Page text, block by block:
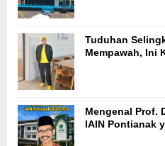
Tuduhan
Mempawah, Ini
Mengenal Prof.
IAIN Pontianak